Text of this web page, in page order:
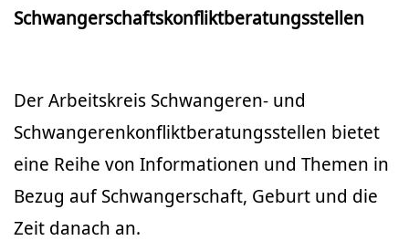
Schwangerschaftskonfliktberatungsstellen
Der Arbeitskreis Schwangeren- und
Schwangerenkonfliktberatungsstellen bietet
eine Reihe von Informationen und Themen in
Bezug auf Schwangerschaft, Geburt und die
Zeit danach an.